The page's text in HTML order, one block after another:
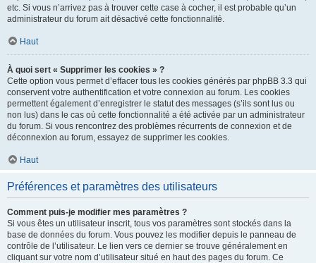
etc. Si vous n’arrivez pas à trouver cette case à cocher, il est probable qu’un
administrateur du forum ait désactivé cette fonctionnalité.
Haut
À quoi sert « Supprimer les cookies » ?
Cette option vous permet d’effacer tous les cookies générés par phpBB 3.3 qui
conservent votre authentification et votre connexion au forum. Les cookies
permettent également d’enregistrer le statut des messages (s’ils sont lus ou
non lus) dans le cas où cette fonctionnalité a été activée par un administrateur
du forum. Si vous rencontrez des problèmes récurrents de connexion et de
déconnexion au forum, essayez de supprimer les cookies.
Haut
Préférences et paramètres des utilisateurs
Comment puis-je modifier mes paramètres ?
Si vous êtes un utilisateur inscrit, tous vos paramètres sont stockés dans la
base de données du forum. Vous pouvez les modifier depuis le panneau de
contrôle de l’utilisateur. Le lien vers ce dernier se trouve généralement en
cliquant sur votre nom d’utilisateur situé en haut des pages du forum. Ce